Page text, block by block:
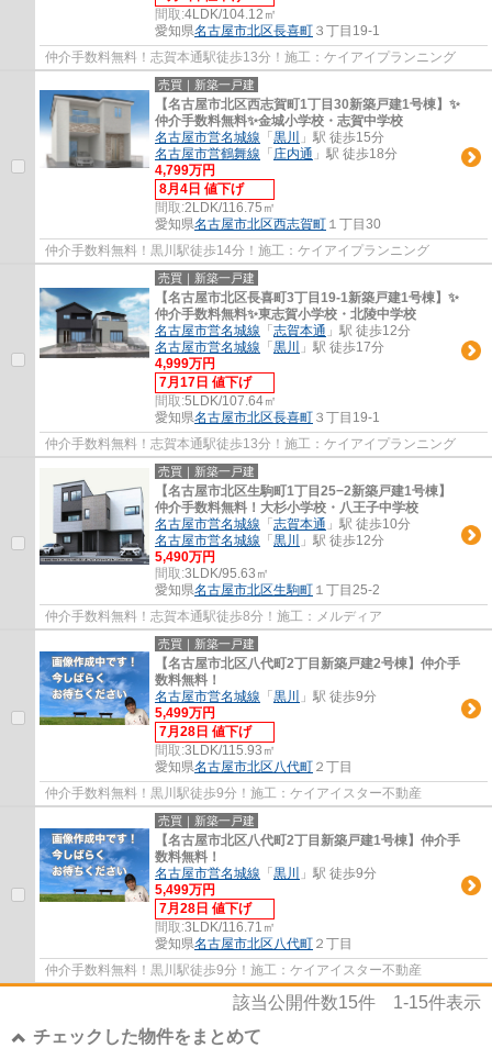
間取:4LDK/104.12㎡
愛知県名古屋市北区長喜町 ３丁目19-1
仲介手数料無料！志賀本通駅徒歩13分！施工：ケイアイプランニング
売買｜新築一戸建
【名古屋市北区西志賀町1丁目30新築戸建1号棟】✨️
仲介手数料無料✨️金城小学校・志賀中学校
名古屋市営名城線 「 黒川
」駅 徒歩15分
名古屋市営鶴舞線 「 庄内通 」駅 徒歩18分
4,799万円
8月4日 値下げ
間取:2LDK/116.75㎡
愛知県名古屋市北区西志賀町 １丁目30
仲介手数料無料！黒川駅徒歩14分！施工：ケイアイプランニング
売買｜新築一戸建
【名古屋市北区長喜町3丁目19-1新築戸建1号棟】✨️
仲介手数料無料✨️東志賀小学校・北陵中学校
名古屋市営名城線 「 志賀本通 」駅 徒歩12分
名古屋市営名城線 「 黒川
」駅 徒歩17分
4,999万円
7月17日 値下げ
間取:5LDK/107.64㎡
愛知県名古屋市北区長喜町 ３丁目19-1
仲介手数料無料！志賀本通駅徒歩13分！施工：ケイアイプランニング
売買｜新築一戸建
【名古屋市北区生駒町1丁目25−2新築戸建1号棟】
仲介手数料無料！大杉小学校・八王子中学校
名古屋市営名城線 「 志賀本通 」駅 徒歩10分
名古屋市営名城線 「 黒川
」駅 徒歩12分
5,490万円
間取:3LDK/95.63㎡
愛知県名古屋市北区生駒町 １丁目25-2
仲介手数料無料！志賀本通駅徒歩8分！施工：メルディア
売買｜新築一戸建
【名古屋市北区八代町2丁目新築戸建2号棟】仲介手
数料無料！
名古屋市営名城線 「 黒川
」駅 徒歩9分
5,499万円
7月28日 値下げ
間取:3LDK/115.93㎡
愛知県名古屋市北区八代町 ２丁目
仲介手数料無料！黒川駅徒歩9分！施工：ケイアイスター不動産
売買｜新築一戸建
【名古屋市北区八代町2丁目新築戸建1号棟】仲介手
数料無料！
名古屋市営名城線 「 黒川
」駅 徒歩9分
5,499万円
7月28日 値下げ
間取:3LDK/116.71㎡
愛知県名古屋市北区八代町 ２丁目
仲介手数料無料！黒川駅徒歩9分！施工：ケイアイスター不動産
該当公開件数15件 1-15件表示
チェックした物件をまとめて